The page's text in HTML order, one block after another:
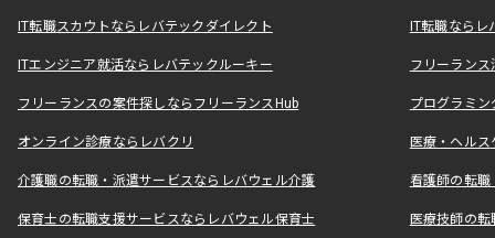
IT転職スカウトならレバテックダイレクト IT転職なら
ITエンジニア就活ならレバテックルーキー フリーラン
フリーランスの案件探しならフリーランスHub プログラミ
オンライン診療ならレバクリ 医療・ヘル
介護職の転職・派遣サービスならレバウェル介護 看護師の転
保育士の転職支援サービスならレバウェル保育士 医療技師の